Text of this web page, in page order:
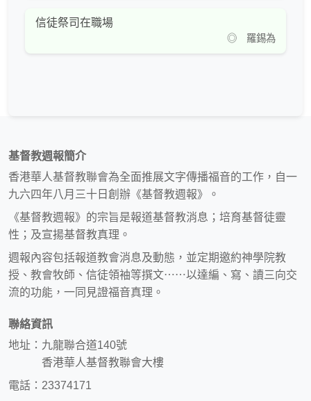
信徒祭司在職場
◎ 羅錫為
基督教週報簡介
香港華人基督教聯會為全面推展文字傳播福音的工作，自一
九六四年八月三十日創辦《基督教週報》。
《基督教週報》的宗旨是報道基督教消息；培育基督徒靈
性；及宣揚基督教真理。
週報內容包括報道教會消息及動態，並定期邀約神學院教
授、教會牧師、信徒領袖等撰文⋯⋯以達編、寫、讀三向交
流的功能，一同見證福音真理。
聯絡資訊
地址：九龍聯合道140號
香港華人基督教聯會大樓
電話：23374171